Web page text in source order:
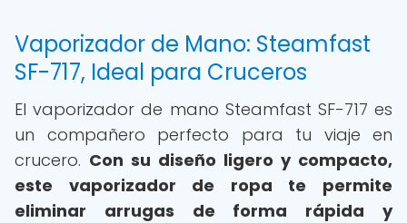
Vaporizador de Mano: Steamfast
SF-717, Ideal para Cruceros
El vaporizador de mano Steamfast SF-717 es
un compañero perfecto para tu viaje en
crucero. Con su diseño ligero y compacto,
este vaporizador de ropa te permite
eliminar arrugas de forma rápida y